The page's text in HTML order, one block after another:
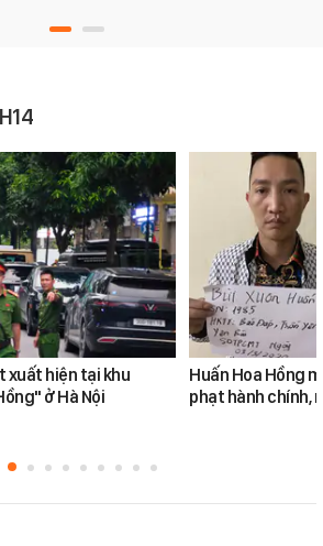
xuất hiện tại khu
ở Hà Nội
Huấn Hoa Hồng
phạt hành chính,